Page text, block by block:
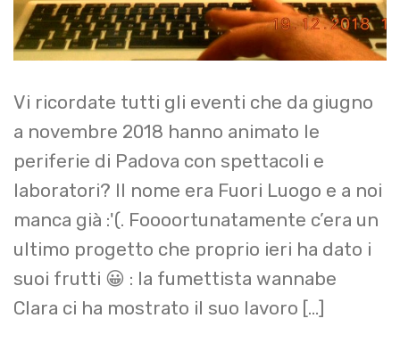
Vi ricordate tutti gli eventi che da giugno
a novembre 2018 hanno animato le
periferie di Padova con spettacoli e
laboratori? Il nome era Fuori Luogo e a noi
manca già :'(. Foooortunatamente c’era un
ultimo progetto che proprio ieri ha dato i
suoi frutti 😀 : la fumettista wannabe
Clara ci ha mostrato il suo lavoro […]